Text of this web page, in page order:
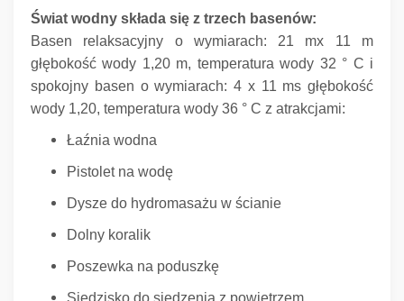
Świat wodny składa się z trzech basenów:
Basen relaksacyjny o wymiarach: 21 mx 11 m
głębokość wody 1,20 m, temperatura wody 32 ° C i
spokojny basen o wymiarach: 4 x 11 ms głębokość
wody 1,20, temperatura wody 36 ° C z atrakcjami:
Łaźnia wodna
Pistolet na wodę
Dysze do hydromasażu w ścianie
Dolny koralik
Poszewka na poduszkę
Siedzisko do siedzenia z powietrzem